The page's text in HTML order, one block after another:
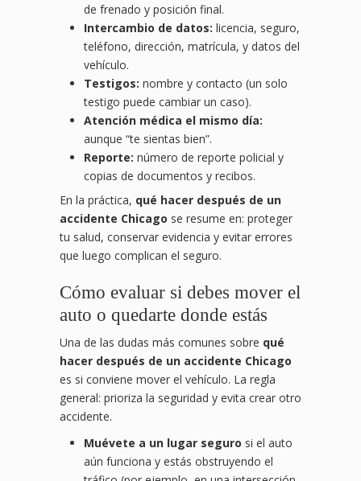
de frenado y posición final.
Intercambio de datos: licencia, seguro,
teléfono, dirección, matrícula, y datos del
vehículo.
Testigos: nombre y contacto (un solo
testigo puede cambiar un caso).
Atención médica el mismo día:
aunque “te sientas bien”.
Reporte: número de reporte policial y
copias de documentos y recibos.
En la práctica, qué hacer después de un
accidente Chicago se resume en: proteger
tu salud, conservar evidencia y evitar errores
que luego complican el seguro.
Cómo evaluar si debes mover el
auto o quedarte donde estás
Una de las dudas más comunes sobre qué
hacer después de un accidente Chicago
es si conviene mover el vehículo. La regla
general: prioriza la seguridad y evita crear otro
accidente.
Muévete a un lugar seguro si el auto
aún funciona y estás obstruyendo el